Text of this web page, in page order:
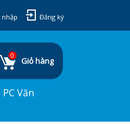
Đăng ký
0
Giỏ hàng
Văn